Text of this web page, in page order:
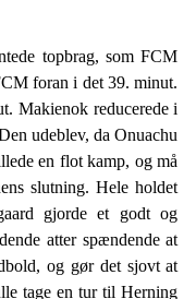
topbrag, som FCM
foran i det 39. minut.
Makienok reducerede i
udeblev, da Onuachu
en flot kamp, og må
slutning. Hele holdet
gjorde et godt og
atter spændende at
og gør det sjovt at
tage en tur til Herning